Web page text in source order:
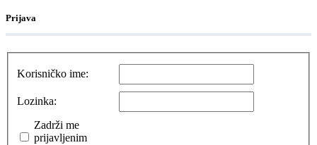
Prijava
Korisničko ime:
Lozinka:
Zadrži me
prijavljenim